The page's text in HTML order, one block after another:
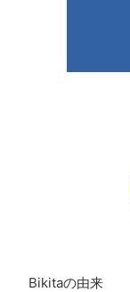
Bikitaの由来